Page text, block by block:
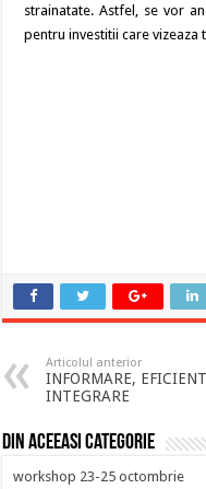
strainatate. Astfel, se vor
pentru investitii care
Articolul anterior
INFORMARE,
INTEGRARE
Din aceeasi categorie
workshop 23-25 octombrie